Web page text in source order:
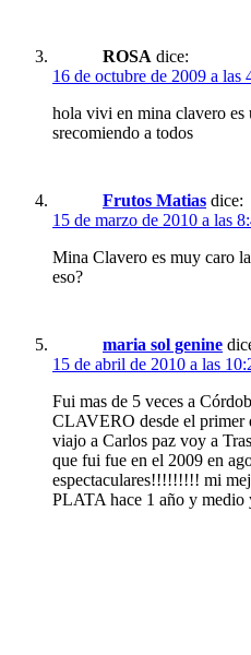
ROSA dice:
16 de octubre de 2009 a las
hola vivi en mina clavero es
srecomiendo a todos
Frutos Matias dice:
15 de marzo de 2010 a las
Mina Clavero es muy caro
eso?
maria sol genine
15 de abril de 2010 a las
Fui mas de 5 veces a
CLAVERO desde el primer
viajo a Carlos paz voy a
que fui fue en el 2009 en
espectaculares!!!!!!!!! mi
PLATA hace 1 año y